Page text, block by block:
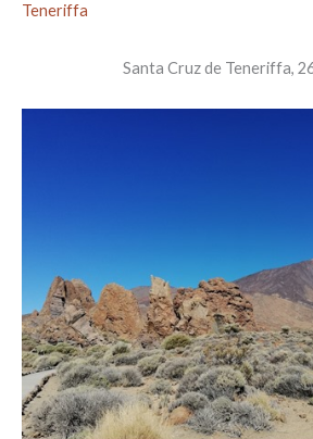
Teneriffa
Santa Cruz de Teneriffa,